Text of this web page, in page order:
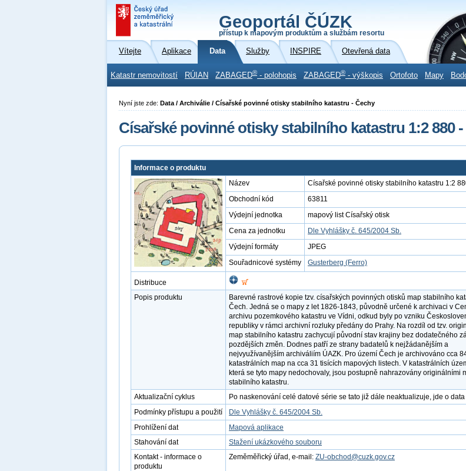
Geoportál ČÚZK
přístup k mapovým produktům a službám resortu
Vítejte Aplikace Data Služby INSPIRE Otevřená data
Katastr nemovitostí RÚIAN ZABAGED® - polohopis ZABAGED® - výškopis Ortofoto Mapy
Nyní jste zde: Data / Archiválie / Císařské povinné otisky stabilního katastru - Čechy
Císařské povinné otisky stabilního katastru 1:2 880
Informace o produktu
Název
Císařské povinné otisky stabilního katastru 1:2
Obchodní kód
63811
Výdejní jednotka
mapový list Císařský otisk
Cena za jednotku
Dle Vyhlášky č. 645/2004 Sb.
Výdejní formáty
JPEG
Souřadnicové systémy
Gusterberg (Ferro)
Distribuce
Popis produktu
Barevné rastrové kopie tzv. císařských povinných otisků map stabilního
Čech. Jedná se o mapy z let 1826-1843, původně určené k archivaci v
archivu pozemkového katastru ve Vídni, odkud byly po vzniku
republiky v rámci archivní rozluky předány do Prahy. Na rozdíl od tzv.
map stabilního katastru zachycují původní stav krajiny bez dodatečného
pozdějších změn. Dodnes patří ze strany badatelů k nejžádanějším a
nejvyužívanějším archiváliím ÚAZK. Pro území Čech je archivováno cca
katastrálních map na cca 31 tisících mapových listech. V katastrálních
která se tyto mapy nedochovaly, jsou postupně nahrazovány originálními
stabilního katastru.
Aktualizační cyklus
Po naskenování celé datové série se tato již dále neaktualizuje, jde o
Podmínky přístupu a použití
Dle Vyhlášky č. 645/2004 Sb.
Prohlížení dat
Mapová aplikace
Stahování dat
Stažení ukázkového souboru
Kontakt - informace o
produktu
Zeměměřický úřad, e-mail: ZU-obchod@cuzk.gov.cz